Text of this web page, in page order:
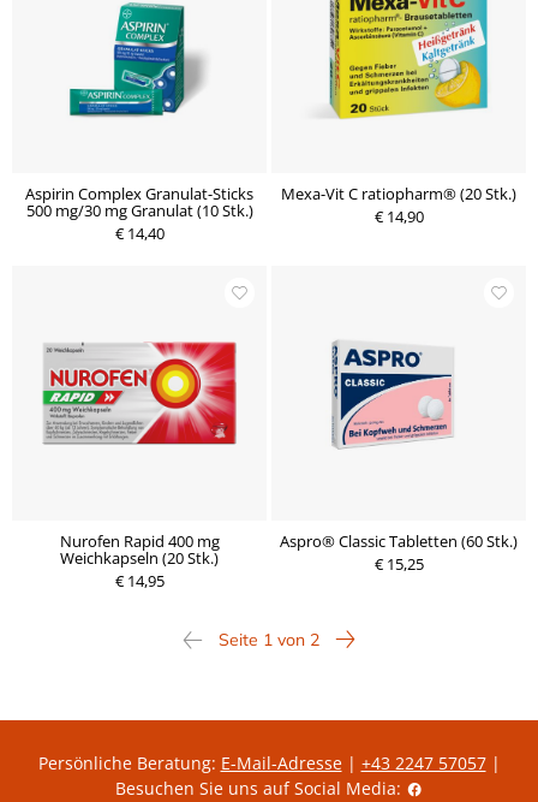
Aspirin Complex Granulat-Sticks
500 mg/30 mg Granulat (10 Stk.)
€ 14,40
Mexa-Vit C ratiopharm® (20 Stk.)
€ 14,90
Nurofen Rapid 400 mg
Weichkapseln (20 Stk.)
€ 14,95
Aspro® Classic Tabletten (60 Stk.)
€ 15,25
Seite 1 von 2
Persönliche Beratung: E-Mail-Adresse| +43 2247 57057|
Besuchen Sie uns auf Social Media: